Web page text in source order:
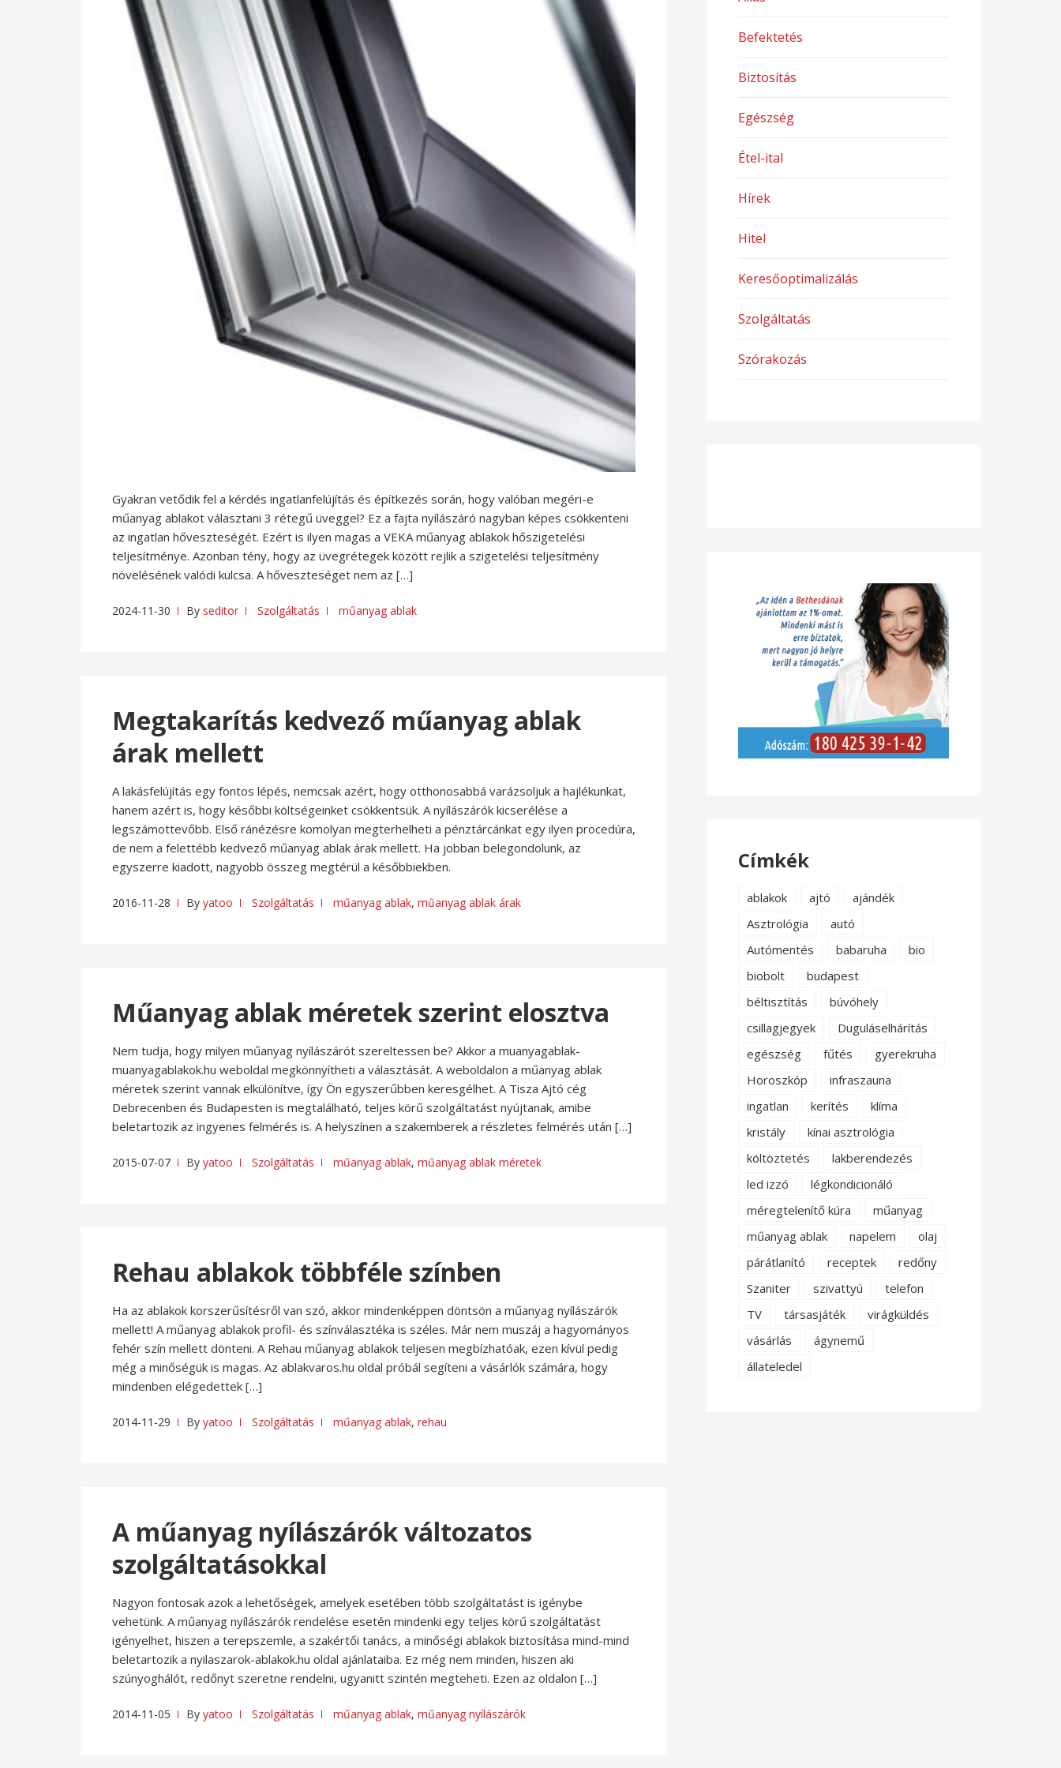
Gyakran vetődik fel a kérdés ingatlanfelújítás és építkezés során, hogy valóban megéri-e
műanyag ablakot választani 3 rétegű üveggel? Ez a fajta nyílászáró nagyban képes csökkenteni
az ingatlan hőveszteségét. Ezért is ilyen magas a VEKA műanyag ablakok hőszigetelési
teljesítménye. Azonban tény, hogy az üvegrétegek között rejlik a szigetelési teljesítmény
növelésének valódi kulcsa. A hőveszteséget nem az […]
2024-11-30 By seditor Szolgáltatás műanyag ablak
Megtakarítás kedvező műanyag ablak
árak mellett
A lakásfelújítás egy fontos lépés, nemcsak azért, hogy otthonosabbá varázsoljuk a hajlékunkat,
hanem azért is, hogy későbbi költségeinket csökkentsük. A nyílászárók kicserélése a
legszámottevőbb. Első ránézésre komolyan megterhelheti a pénztárcánkat egy ilyen procedúra,
de nem a felettébb kedvező műanyag ablak árak mellett. Ha jobban belegondolunk, az
egyszerre kiadott, nagyobb összeg megtérül a későbbiekben.
2016-11-28 By yatoo Szolgáltatás műanyag ablak, műanyag ablak árak
Műanyag ablak méretek szerint elosztva
Nem tudja, hogy milyen műanyag nyílászárót szereltessen be? Akkor a muanyagablak-
muanyagablakok.hu weboldal megkönnyítheti a választását. A weboldalon a műanyag ablak
méretek szerint vannak elkülönítve, így Ön egyszerűbben keresgélhet. A Tisza Ajtó cég
Debrecenben és Budapesten is megtalálható, teljes körű szolgáltatást nyújtanak, amibe
beletartozik az ingyenes felmérés is. A helyszínen a szakemberek a részletes felmérés után […]
2015-07-07 By yatoo Szolgáltatás műanyag ablak, műanyag ablak méretek
Rehau ablakok többféle színben
Ha az ablakok korszerűsítésről van szó, akkor mindenképpen döntsön a műanyag nyílászárók
mellett! A műanyag ablakok profil- és színválasztéka is széles. Már nem muszáj a hagyományos
fehér szín mellett dönteni. A Rehau műanyag ablakok teljesen megbízhatóak, ezen kívül pedig
még a minőségük is magas. Az ablakvaros.hu oldal próbál segíteni a vásárlók számára, hogy
mindenben elégedettek […]
2014-11-29 By yatoo Szolgáltatás műanyag ablak, rehau
A műanyag nyílászárók változatos
szolgáltatásokkal
Nagyon fontosak azok a lehetőségek, amelyek esetében több szolgáltatást is igénybe
vehetünk. A műanyag nyílászárók rendelése esetén mindenki egy teljes körű szolgáltatást
igényelhet, hiszen a terepszemle, a szakértői tanács, a minőségi ablakok biztosítása mind-mind
beletartozik a nyilaszarok-ablakok.hu oldal ajánlataiba. Ez még nem minden, hiszen aki
szúnyoghálót, redőnyt szeretne rendelni, ugyanitt szintén megteheti. Ezen az oldalon […]
2014-11-05 By yatoo Szolgáltatás műanyag ablak, műanyag nyílászárók
Befektetés
Biztosítás
Egészség
Étel-ital
Hírek
Hitel
Keresőoptimalizálás
Szolgáltatás
Szórakozás
Címkék
ablakok ajtó
ajándék
Asztrológia
autó
Autómentés
babaruha
bio
biobolt
budapest
béltisztítás
búvóhely
csillagjegyek
Duguláselhárítás
egészség
fűtés
gyerekruha
Horoszkóp
infraszauna
ingatlan
kerítés
klíma
kristály
kínai asztrológia
költöztetés
lakberendezés
led izzó
légkondicionáló
méregtelenítő kúra
műanyag
műanyag ablak
napelem
olaj
párátlanító
receptek
redőny
Szaniter
szivattyú
telefon
TV
társasjáték
virágküldés
vásárlás
ágynemű
állateledel